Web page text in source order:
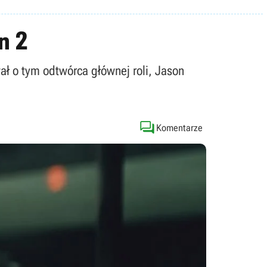
2
o tym odtwórca głównej roli, Jason
 Komentarze